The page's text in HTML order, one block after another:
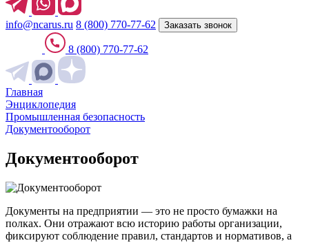
info@ncarus.ru 8 (800) 770-77-62 Заказать звонок
8 (800) 770-77-62
Главная
Энциклопедия
Промышленная безопасность
Документооборот
Документооборот
Документы на предприятии — это не просто бумажки на
полках. Они отражают всю историю работы организации,
фиксируют соблюдение правил, стандартов и нормативов, а